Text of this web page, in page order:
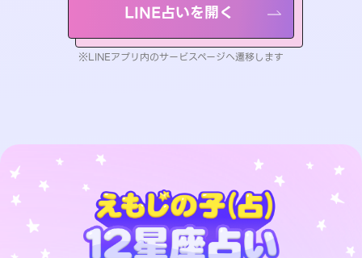
LINE占いを開く
※LINEアプリ内のサービスページへ遷移します